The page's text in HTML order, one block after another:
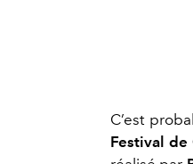
C’est
Festival de